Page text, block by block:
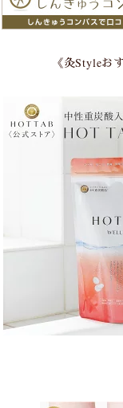
《灸Styleお